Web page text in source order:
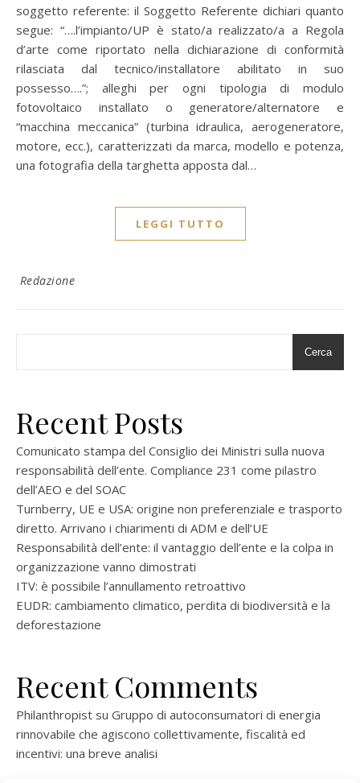
soggetto referente: il Soggetto Referente dichiari quanto
segue: “….l’impianto/UP è stato/a realizzato/a a Regola
d’arte come riportato nella dichiarazione di conformità
rilasciata dal tecnico/installatore abilitato in suo
possesso….”; alleghi per ogni tipologia di modulo
fotovoltaico installato o generatore/alternatore e
“macchina meccanica” (turbina idraulica, aerogeneratore,
motore, ecc.), caratterizzati da marca, modello e potenza,
una fotografia della targhetta apposta dal…
LEGGI TUTTO
Redazione
Cerca
Recent Posts
Comunicato stampa del Consiglio dei Ministri sulla nuova
responsabilità dell’ente. Compliance 231 come pilastro
dell’AEO e del SOAC
Turnberry, UE e USA: origine non preferenziale e trasporto
diretto. Arrivano i chiarimenti di ADM e dell’UE
Responsabilità dell’ente: il vantaggio dell’ente e la colpa in
organizzazione vanno dimostrati
ITV: è possibile l’annullamento retroattivo
EUDR: cambiamento climatico, perdita di biodiversità e la
deforestazione
Recent Comments
Philanthropist su Gruppo di autoconsumatori di energia
rinnovabile che agiscono collettivamente, fiscalità ed
incentivi: una breve analisi